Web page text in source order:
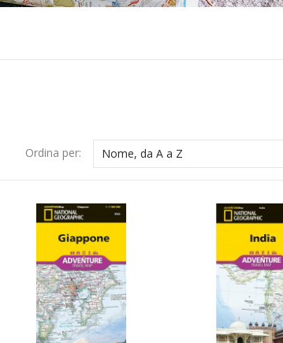
Ordina per: Nome, da A a Z